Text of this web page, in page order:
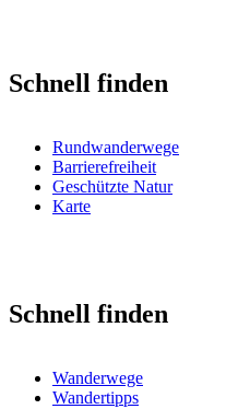
Schnell finden
Rundwanderwege
Barrierefreiheit
Geschützte Natur
Karte
Schnell finden
Wanderwege
Wandertipps